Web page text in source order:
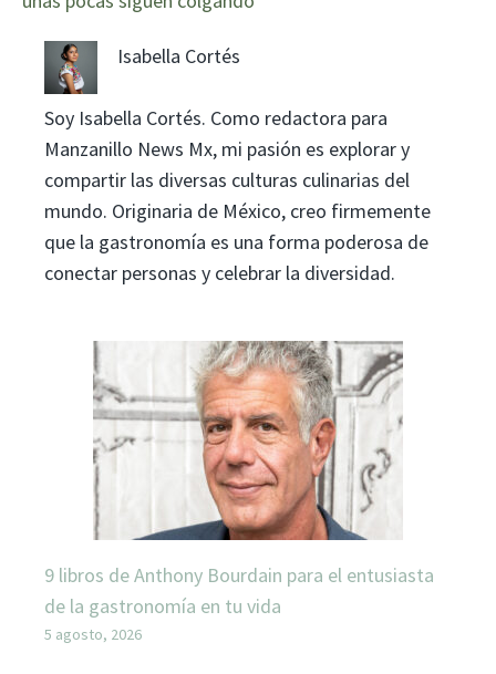
Isabella Cortés
Soy Isabella Cortés. Como redactora para
Manzanillo News Mx, mi pasión es explorar y
compartir las diversas culturas culinarias del
mundo. Originaria de México, creo firmemente
que la gastronomía es una forma poderosa de
conectar personas y celebrar la diversidad.
9 libros de Anthony Bourdain para el entusiasta
de la gastronomía en tu vida
5 agosto, 2026